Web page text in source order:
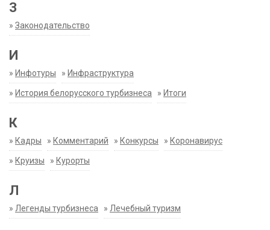
З
» Законодательство
И
» Инфотуры » Инфраструктура
» История белорусского турбизнеса » Итоги
К
» Кадры » Комментарий » Конкурсы » Коронавирус
» Круизы » Курорты
Л
» Легенды турбизнеса » Лечебный туризм